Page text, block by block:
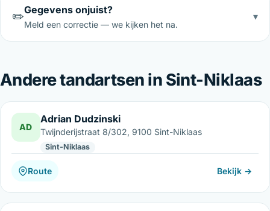
✏️Gegevens onjuist?
Meld een correctie — we kijken het na.
▾
Andere tandartsen in Sint-Niklaas
AD
Adrian Dudzinski
Twijnderijstraat 8/302, 9100 Sint-Niklaas
Sint-Niklaas
Route Bekijk →